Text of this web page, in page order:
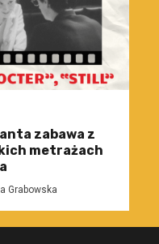
zabawa z
metrażach
Grabowska